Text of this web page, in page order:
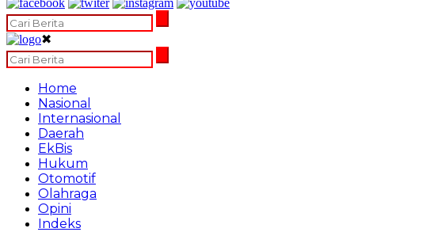
✖
Home
Nasional
Internasional
Daerah
EkBis
Hukum
Otomotif
Olahraga
Opini
Indeks